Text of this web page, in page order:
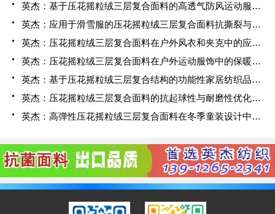
英杰：基于压花摇粒绒三层复合面料的高透气防风运动服饰开发
英杰：应用于滑雪服的压花摇粒绒三层复合面料抗撕裂与耐磨性提升技术
英杰：压花摇粒绒三层复合面料在户外风衣和夹克中的应用与性能
英杰：压花摇粒绒三层复合面料在户外运动服饰中的保暖与透气性能研究
英杰：基于压花摇粒绒三层复合结构的功能性家居纺织品开发与应用
英杰：压花摇粒绒三层复合面料的抗起球性与耐磨性优化技术分析
英杰：高弹性压花摇粒绒三层复合面料在冬季童装设计中的应用实践